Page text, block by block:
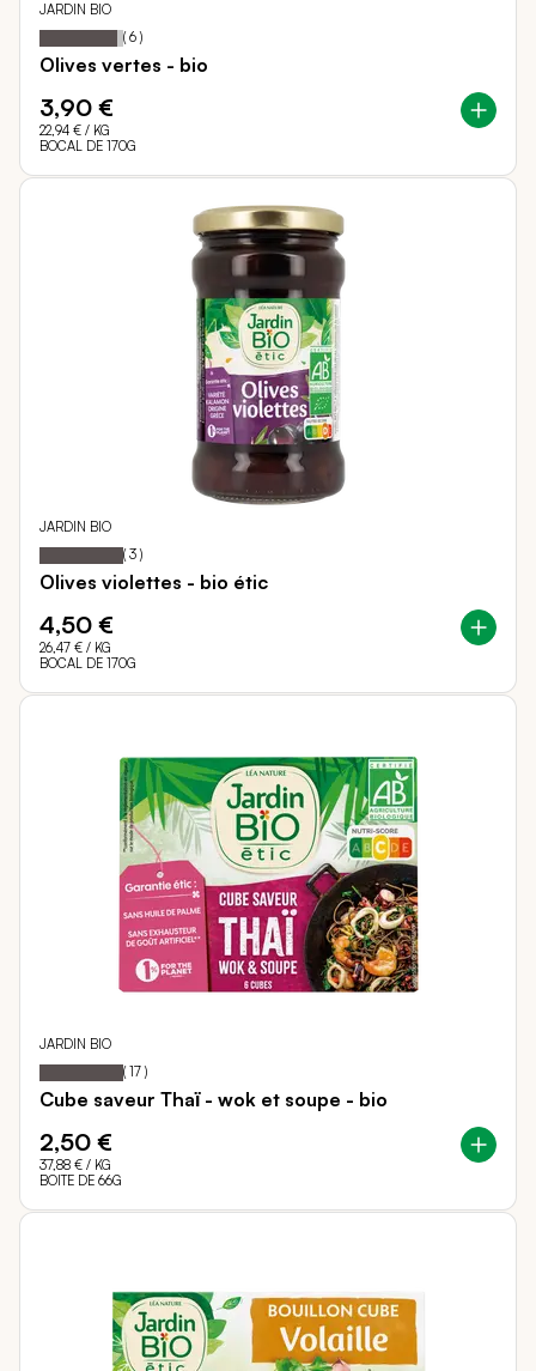
JARDIN BIO
Notation: 93
% of
( 6 )
Olives vertes - bio
3,90 €
22,94 € / KG
BOCAL DE 170G
JARDIN BIO
Notation: 100
% of
( 3 )
Olives violettes - bio étic
4,50 €
26,47 € / KG
BOCAL DE 170G
JARDIN BIO
Notation: 100
% of
( 17 )
Cube saveur Thaï - wok et soupe - bio
2,50 €
37,88 € / KG
BOITE DE 66G